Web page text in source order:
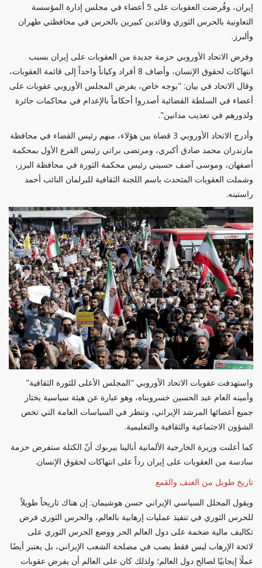
إيران، وفُرضت العقوبات على 5 أعضاء في مجلس إدارة المؤسسة
التعاونية بالحرس الثوري وقائدين كبيرين بالحرس في محافظتي طهران
وألبرز.
وفرض الاتحاد الأوروبي حزمة جديدة من العقوبات على إيران بسبب
انتهاكات لحقوق الإنسان، وأضاف 8 أفراد وكياناً واحداً إلى قائمة العقوبات،
وقال الاتحاد في بيان: "بوجه خاص، يفرض المجلس الأوروبي عقوبات على
أعضاء في السلطة القضائية أصدروا أحكاماً بالإعدام في محاكمات جائرة
ولدورهم في تعذيب مدانين".
وأدرج الاتحاد الأوروبي 3 قضاة بين هؤلاء، منهم رئيس القضاء في محافظة
مازندران محمد صادق أكبري، ومرتضى براتي رئيس الفرع الأول بمحكمة
أصفهان، وموسى آصف حسيني رئيس محكمة الثورة في محافظة البرز،
وشملت العقوبات المتحدث باسم اللجنة الثقافية للبرلمان النائب أحمد
راستينه.
واستهدفت عقوبات الاتحاد الأوروبي "المجلس الأعلى للثورة الثقافية"
وأمينه العام عبد الحسين خسروبناه، وهو عبارة عن هيئة سياسية يختار
جميع أعضائها المرشد الإيراني، وتنظر في السياسات العامة التي تخص
الشؤون الاجتماعية والثقافية والتعليمية.
كما أعلنت وزيرة الخارجية الألمانية أنالينا بيربوك أنّ الكتلة ستفرض حزمة
سادسة من العقوبات على إيران رداً على انتهاكات لحقوق الإنسان.
تاريخ طويل من العنف والقمع
ويقول المحلل السياسي الإيراني حسن هوشيمان: إن هناك تاريخاً طويلاً
للحرس الثوري في تنفيذ عمليات إرهابية بالعالم، والحرس الثوري فرض
تكاليف مالية ضخمة على دول العالم الحر ووضع الحرس الثوري على
لائحة الإرهاب ليس فقط يصب في مصلحة الشعب الإيراني، بل يعتبر أيضًا
عملًا إيجابيًا لصالح دول العالم؛ ولذلك كان على العالم أن يفرض عقوبات